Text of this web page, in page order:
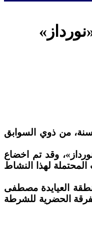
عناصر الشرطة بأمن منطقة العيايدة سلا، من ضبط شخصين بحوزتهما كمية من الأقراص المهلوسة من نوع «نورداز» يبلغان من العمر 24و35سنة، من ذوي السوابق
بحوزتهما على 1128 قرص طبي مخدر من نوع «نورداز»، وقد تم اخضاع
المحتملة لهذا النشاط
العيايدة مصطفى
الحضرية للشرطة